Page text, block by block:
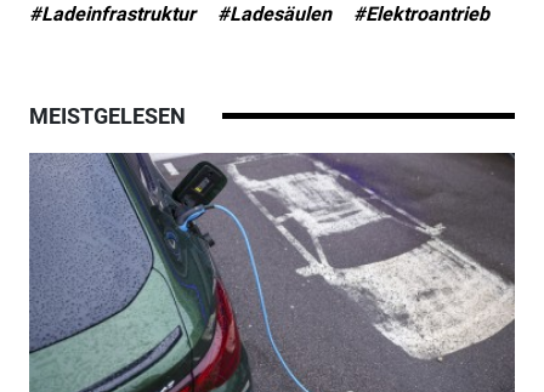
#Ladeinfrastruktur #Ladesäulen #Elektroantrieb
MEISTGELESEN